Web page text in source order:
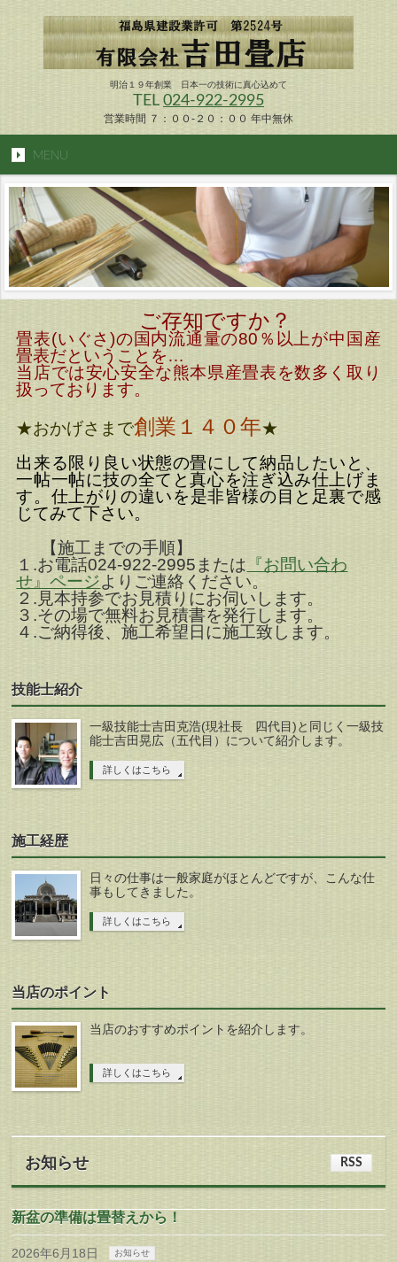
明治１９年創業 日本一の技術に真心込めて
TEL 024-922-2995
営業時間 ７：００-２０：００ 年中無休
MENU
ご存知ですか？
畳表(いぐさ)の国内流通量の80％以上が中国産
畳表だということを…
当店では安心安全な熊本県産畳表を数多く取り
扱っております。
★おかげさまで創業１４０年★
出来る限り良い状態の畳にして納品したいと、
一帖一帖に技の全てと真心を注ぎ込み仕上げま
す。 仕上がりの違いを是非皆様の目と足裏で感
じてみて下さい。
【施工までの手順】
１.お電話024-922-2995または 『お問い合わ
せ』ページよりご連絡ください。
２.見本持参でお見積りにお伺いします。
３.その場で無料お見積書を発行します。
４.ご納得後、施工希望日に施工致します。
技能士紹介
一級技能士吉田克浩(現社長 四代目)と同じく一級技
能士吉田晃広（五代目）について紹介します。
詳しくはこちら
施工経歴
日々の仕事は一般家庭がほとんどですが、こんな仕
事もしてきました。
詳しくはこちら
当店のポイント
当店のおすすめポイントを紹介します。
詳しくはこちら
お知らせ RSS
新盆の準備は畳替えから！
2026年6月18日 お知らせ